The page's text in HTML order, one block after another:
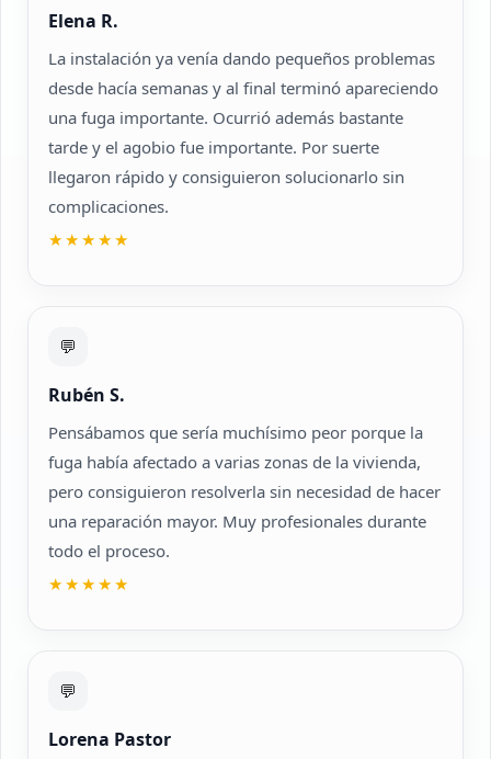
Elena R.
La instalación ya venía dando pequeños problemas
desde hacía semanas y al final terminó apareciendo
una fuga importante. Ocurrió además bastante
tarde y el agobio fue importante. Por suerte
llegaron rápido y consiguieron solucionarlo sin
complicaciones.
★★★★★
💬
Rubén S.
Pensábamos que sería muchísimo peor porque la
fuga había afectado a varias zonas de la vivienda,
pero consiguieron resolverla sin necesidad de hacer
una reparación mayor. Muy profesionales durante
todo el proceso.
★★★★★
💬
Lorena Pastor